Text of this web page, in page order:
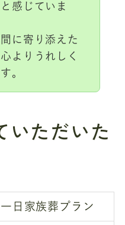
感じていま
に寄り添えた
よりうれしく
。
いただいた
一日家族葬プラン